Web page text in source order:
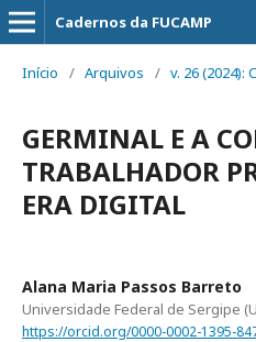
Cadernos da FUCAMP
Início / Arquivos / v. 26 (2024):
GERMINAL E A
TRABALHADOR
ERA DIGITAL
Alana Maria Passos Barreto
Universidade Federal de Sergipe
https://orcid.org/0000-0002-1395-